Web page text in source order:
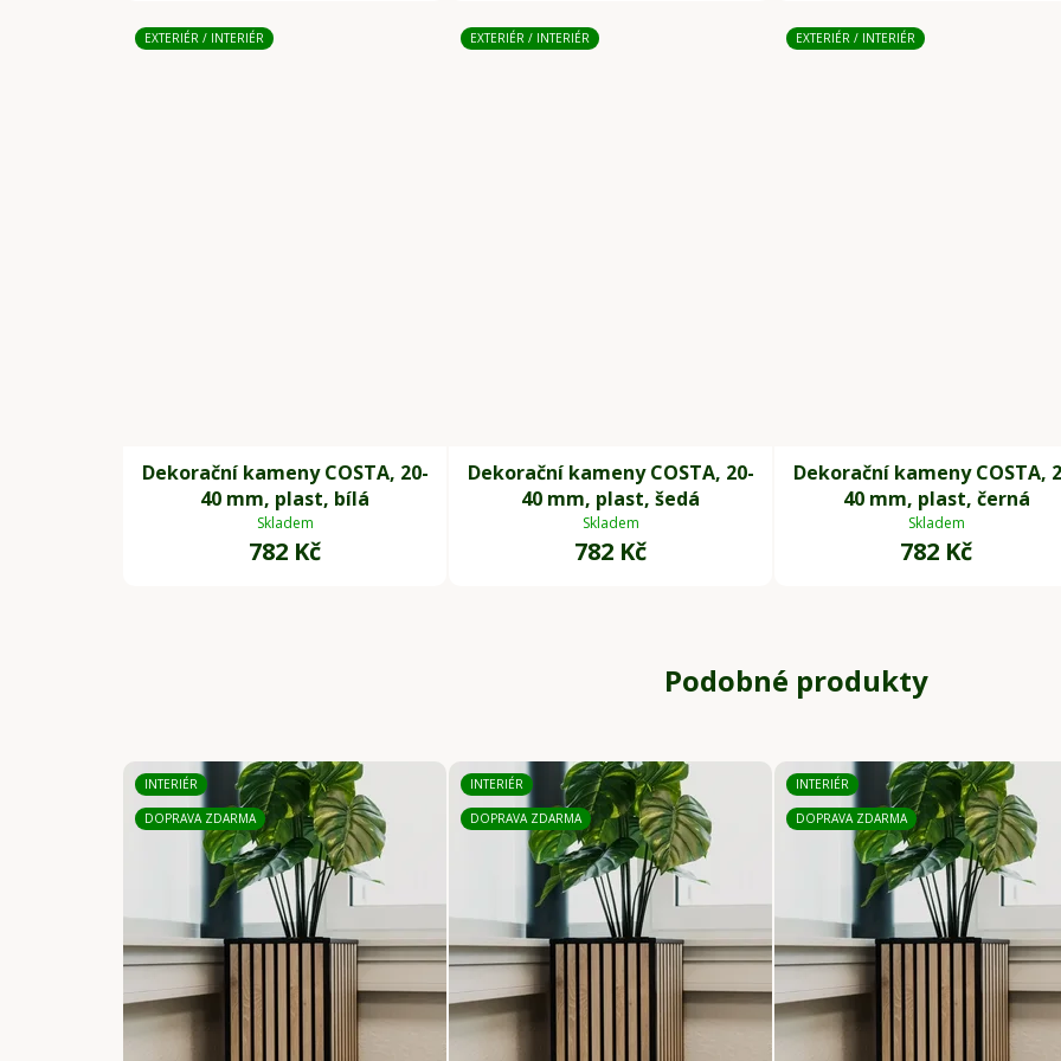
EXTERIÉR / INTERIÉR
Dekorační kameny COSTA, 20-
40 mm, plast, bílá
Skladem
782 Kč
EXTERIÉR / INTERIÉR
Dekorační kameny COSTA, 20-
40 mm, plast, šedá
Skladem
782 Kč
EXTERIÉR / INTERIÉR
Dekorační kameny COSTA,
40 mm, plast, černá
Skladem
782 Kč
Podobné produkty
INTERIÉR
DOPRAVA ZDARMA
INTERIÉR
DOPRAVA ZDARMA
INTERIÉR
DOPRAVA ZDARMA